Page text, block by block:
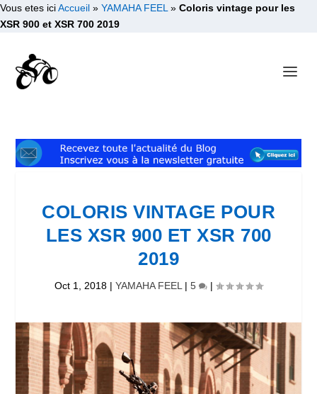
Vous etes iciAccueil » YAMAHA FEEL » Coloris vintage pour les
XSR 900 et XSR 700 2019
COLORIS VINTAGE POUR
LES XSR 900 ET XSR 700
2019
Oct 1, 2018 | YAMAHA FEEL| 5 |